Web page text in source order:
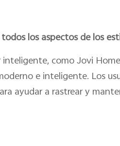
los aspectos de los
como Jovi
e inteligente. Los
ayudar a rastrear y